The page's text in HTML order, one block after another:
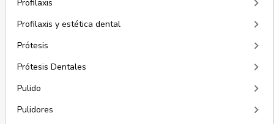
Profilaxis keyboard_arrow_right
Profilaxis y estética dental keyboard_arrow_right
Prótesis keyboard_arrow_right
Prótesis Dentales keyboard_arrow_right
Pulido keyboard_arrow_right
Pulidores keyboard_arrow_right